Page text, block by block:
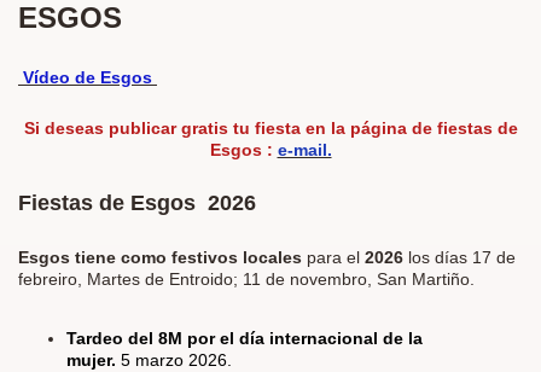
ESGOS
Vídeo de Esgos
Si deseas publicargratis tu fiesta en la página de fiestas de
Esgos : e-mail.
Fiestas de Esgos 2026
Esgos tiene como festivos locales para el 2026 los días 17 de
febreiro, Martes de Entroido; 11 de novembro, San Martiño.
Tardeo del 8M por el día internacional de la
mujer. 5 marzo 2026.